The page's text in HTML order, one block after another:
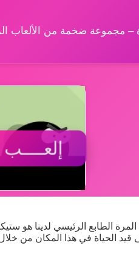
– مجموعة ضخمة من الألعاب
إلعــــب
الطابع الرئيسي لدينا هو
الحياة في هذا المكان من خلال